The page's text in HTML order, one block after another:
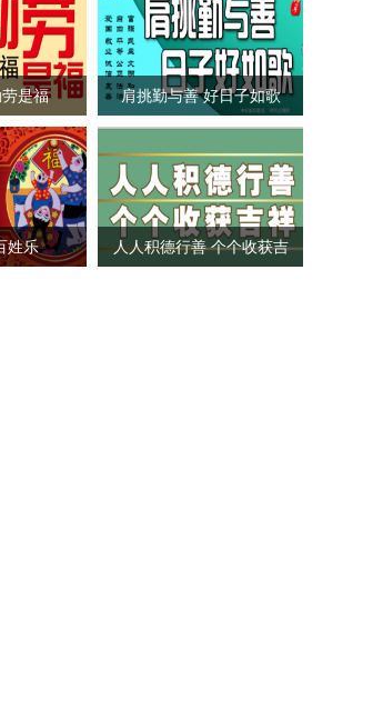
是福 肩挑勤与善 好日子如歌
姓乐 人人积德行善 个个收获吉